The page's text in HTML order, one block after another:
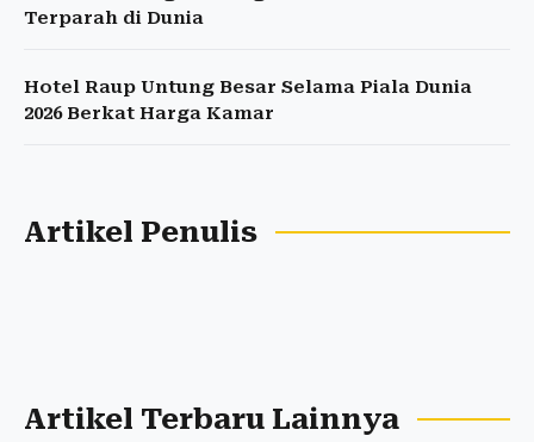
Terparah di Dunia
Hotel Raup Untung Besar Selama Piala Dunia
2026 Berkat Harga Kamar
Artikel Penulis
Artikel Terbaru Lainnya